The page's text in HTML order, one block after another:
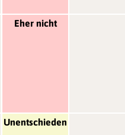
Eher nicht
Unentschieden